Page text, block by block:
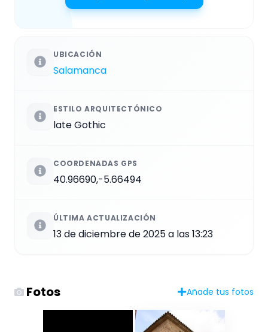
UBICACIÓN
Salamanca
ESTILO ARQUITECTÓNICO
late Gothic
COORDENADAS GPS
40.96690,-5.66494
ÚLTIMA ACTUALIZACIÓN
13 de diciembre de 2025 a las 13:23
Fotos Añade tus fotos